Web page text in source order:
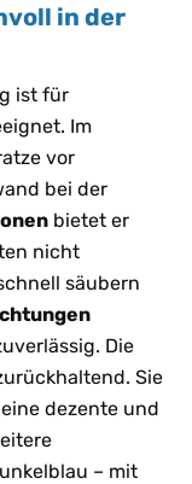
in der
ist für
Im
vor
bei der
bietet er
nicht
säubern
Die
Sie
dezente und
– mit